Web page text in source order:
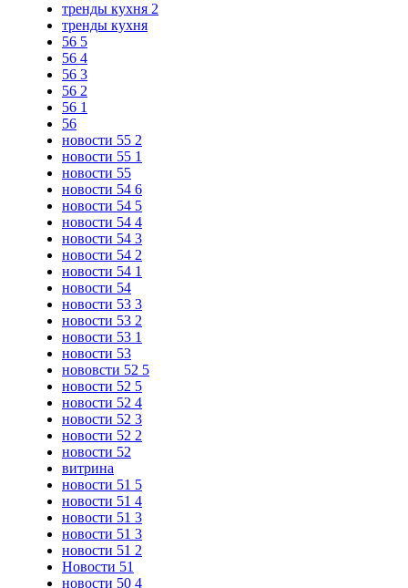
тренды кухня 2
тренды кухня
56 5
56 4
56 3
56 2
56 1
56
новости 55 2
новости 55 1
новости 55
новости 54 6
новости 54 5
новости 54 4
новости 54 3
новости 54 2
новости 54 1
новости 54
новости 53 3
новости 53 2
новости 53 1
новости 53
нововсти 52 5
новости 52 5
новости 52 4
новости 52 3
новости 52 2
новости 52
витрина
новости 51 5
новости 51 4
новости 51 3
новости 51 3
новости 51 2
Новости 51
новости 50 4